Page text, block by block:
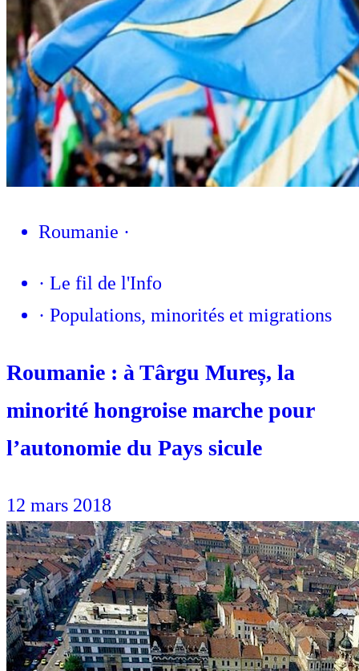
Roumanie ·
· Le fil de l'Info
· Populations, minorités et migrations
Roumanie : à Târgu Mureș, la
minorité hongroise marche pour
l’autonomie du Pays sicule
12 mars 2018